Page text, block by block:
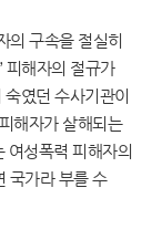
의 구속을 절실히
피해자의 절규가
였던 수사기관이
해자가 살해되는
여성폭력 피해자의
국가라 부를 수